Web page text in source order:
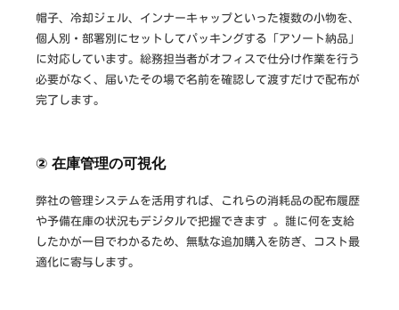
帽子、冷却ジェル、インナーキャップといった複数の小物を、
個人別・部署別にセットしてパッキングする「アソート納品」
に対応しています。総務担当者がオフィスで仕分け作業を行う
必要がなく、届いたその場で名前を確認して渡すだけで配布が
完了します。
② 在庫管理の可視化
弊社の管理システムを活用すれば、これらの消耗品の配布履歴
や予備在庫の状況もデジタルで把握できます 。誰に何を支給
したかが一目でわかるため、無駄な追加購入を防ぎ、コスト最
適化に寄与します。